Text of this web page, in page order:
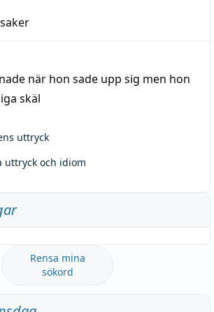
när hon sade upp sig men hon
skäl
uttryck
uttryck och idiom
Rensa mina
sökord